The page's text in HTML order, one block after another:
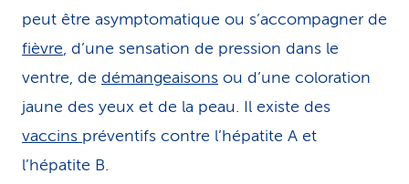
peut être asymptomatique ou s’accompagner de
fièvre, d’une sensation de pression dans le
ventre, de démangeaisons ou d’une coloration
jaune des yeux et de la peau. Il existe des
vaccins préventifs contre l’hépatite A et
l’hépatite B.